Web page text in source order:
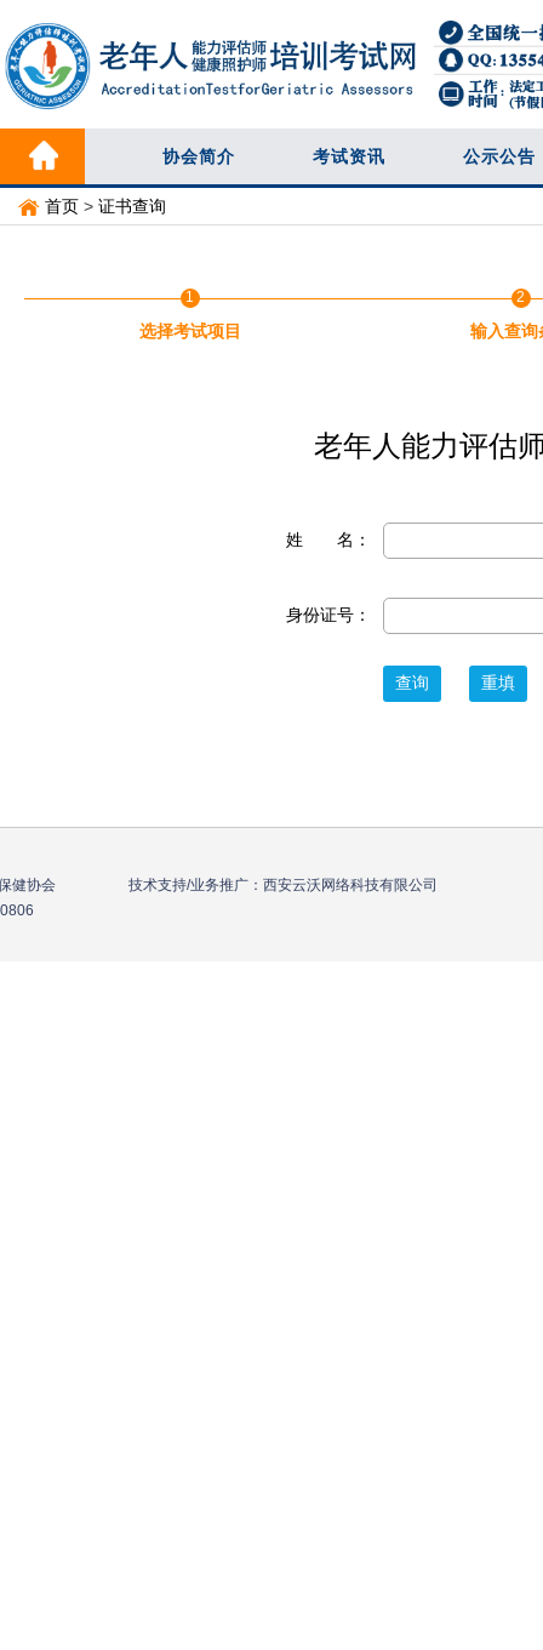
协会简介 考试资讯 公示公告
首页 > 证书查询
1
选择考试项目
2
输入查询
老年人能力评估
姓 名：
身份证号：
保健协会 技术支持/业务推广：西安云沃网络科技有限公司
836-0806